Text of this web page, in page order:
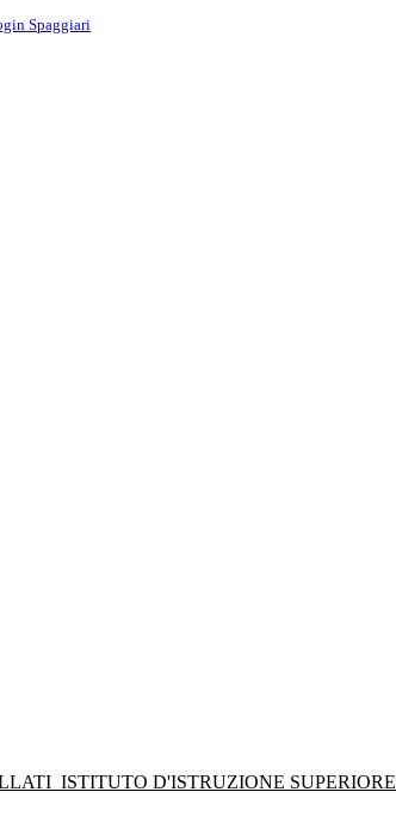
Spaggiari
ISTITUTO D'ISTRUZIONE SUPERIORE